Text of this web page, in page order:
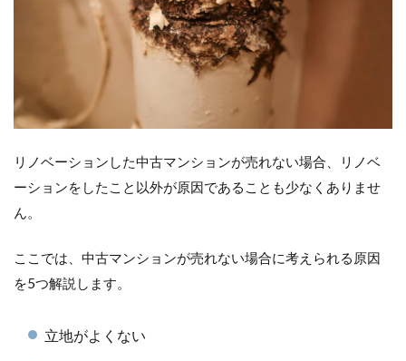
リノベーションした中古マンションが売れない場合、リノベ
ーションをしたこと以外が原因であることも少なくありませ
ん。
ここでは、中古マンションが売れない場合に考えられる原因
を5つ解説します。
立地がよくない